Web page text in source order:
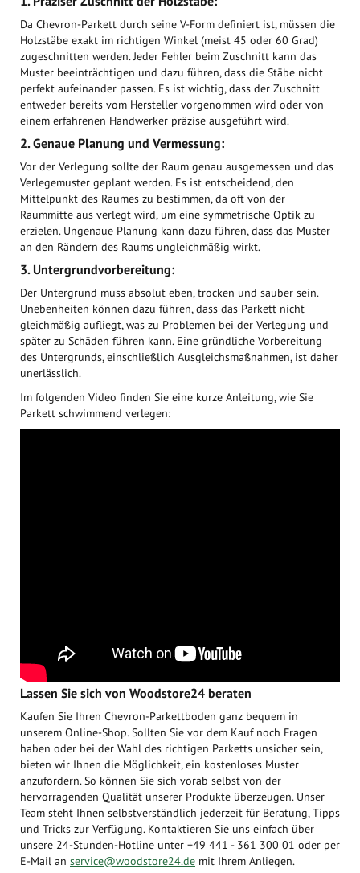
Da Chevron-Parkett durch seine V-Form definiert ist, müssen die
Holzstäbe exakt im richtigen Winkel (meist 45 oder 60 Grad)
zugeschnitten werden. Jeder Fehler beim Zuschnitt kann das
Muster beeinträchtigen und dazu führen, dass die Stäbe nicht
perfekt aufeinander passen. Es ist wichtig, dass der Zuschnitt
entweder bereits vom Hersteller vorgenommen wird oder von
einem erfahrenen Handwerker präzise ausgeführt wird.
2.Genaue Planung und Vermessung:
Vor der Verlegung sollte der Raum genau ausgemessen und das
Verlegemuster geplant werden. Es ist entscheidend, den
Mittelpunkt des Raumes zu bestimmen, da oft von der
Raummitte aus verlegt wird, um eine symmetrische Optik zu
erzielen. Ungenaue Planung kann dazu führen, dass das Muster
an den Rändern des Raums ungleichmäßig wirkt.
3. Untergrundvorbereitung:
Der Untergrund muss absolut eben, trocken und sauber sein.
Unebenheiten können dazu führen, dass das Parkett nicht
gleichmäßig aufliegt, was zu Problemen bei der Verlegung und
später zu Schäden führen kann. Eine gründliche Vorbereitung
des Untergrunds, einschließlich Ausgleichsmaßnahmen, ist daher
unerlässlich.
Im folgenden Video finden Sie eine kurze Anleitung, wie Sie
Parkett schwimmend verlegen:
Lassen Sie sich von Woodstore24 beraten
Kaufen Sie Ihren Chevron-Parkettboden ganz bequem in
unserem Online-Shop. Sollten Sie vor dem Kauf noch Fragen
haben oder bei der Wahl des richtigen Parketts unsicher sein,
bieten wir Ihnen die Möglichkeit, ein kostenloses Muster
anzufordern. So können Sie sich vorab selbst von der
hervorragenden Qualität unserer Produkte überzeugen. Unser
Team steht Ihnen selbstverständlich jederzeit für Beratung, Tipps
und Tricks zur Verfügung. Kontaktieren Sie uns einfach über
unsere 24-Stunden-Hotline unter +49 441 - 361 300 01 oder per
E-Mail an service@woodstore24.de mit Ihrem Anliegen.